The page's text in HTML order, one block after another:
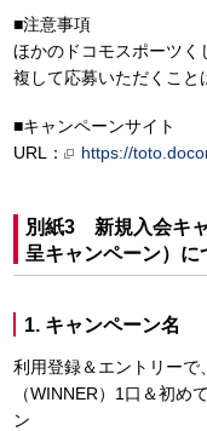
■注意事項
ほかのドコモスポーツ
複して応募いただくこと
■キャンペーンサイト
URL：
https://
別紙3 新規入会キ
呈キャンペーン）に
1. キャンペーン名
利用登録＆エントリーで
（WINNER）1口＆初め
ン